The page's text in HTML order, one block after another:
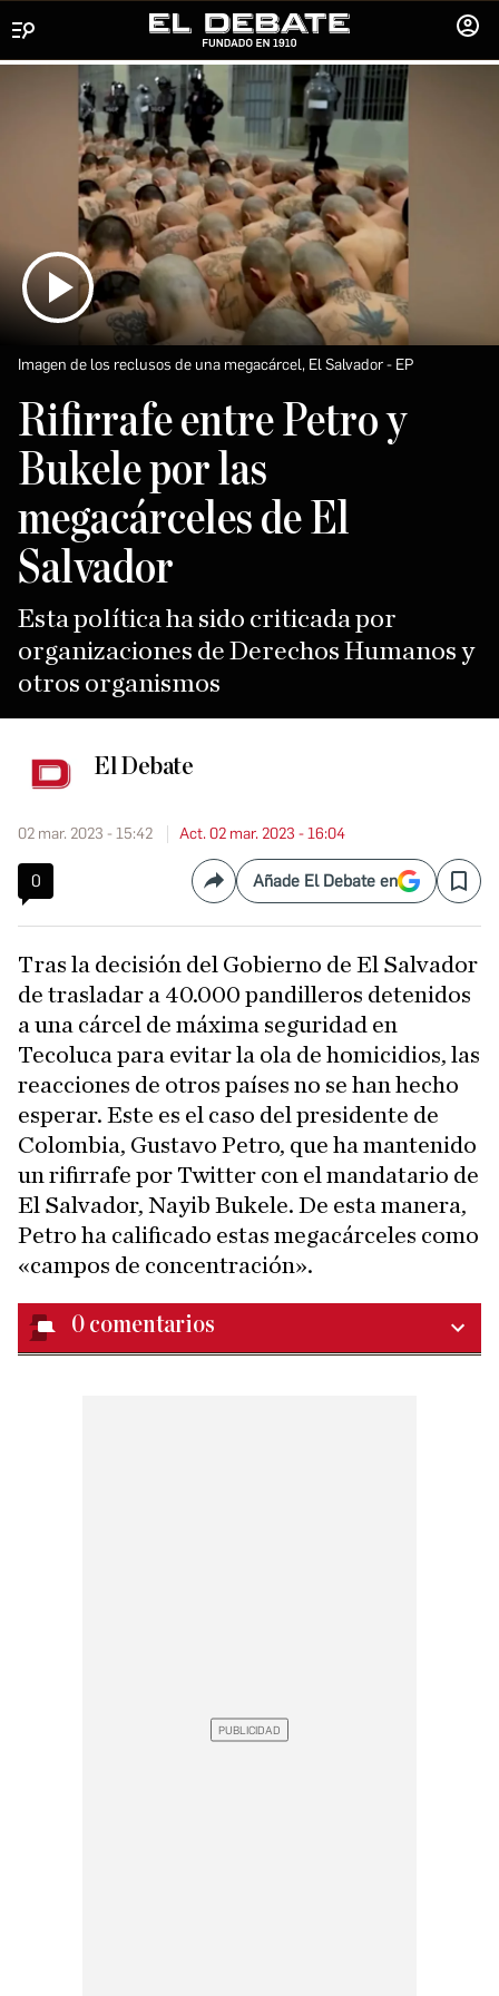
SESIÓN
Imagen de los reclusos de una megacárcel, El Salvador EP
Rifirrafe entre Petro y
Bukele por las
megacárceles de El
Salvador
Esta política ha sido criticada por
organizaciones de Derechos Humanos y
otros organismos
El Debate
02 mar. 2023 - 15:42 Act. 02 mar. 2023 - 16:04
0 CompartirAñade El Debate en Save
Tras la decisión del Gobierno de El Salvador
de trasladar a 40.000 pandilleros detenidos
a una cárcel de máxima seguridad en
Tecoluca para evitar la ola de homicidios, las
reacciones de otros países no se han hecho
esperar. Este es el caso del presidente de
Colombia, Gustavo Petro, que ha mantenido
un rifirrafe por Twitter con el mandatario de
El Salvador, Nayib Bukele. De esta manera,
Petro ha calificado estas megacárceles como
«campos de concentración».
0 comentarios